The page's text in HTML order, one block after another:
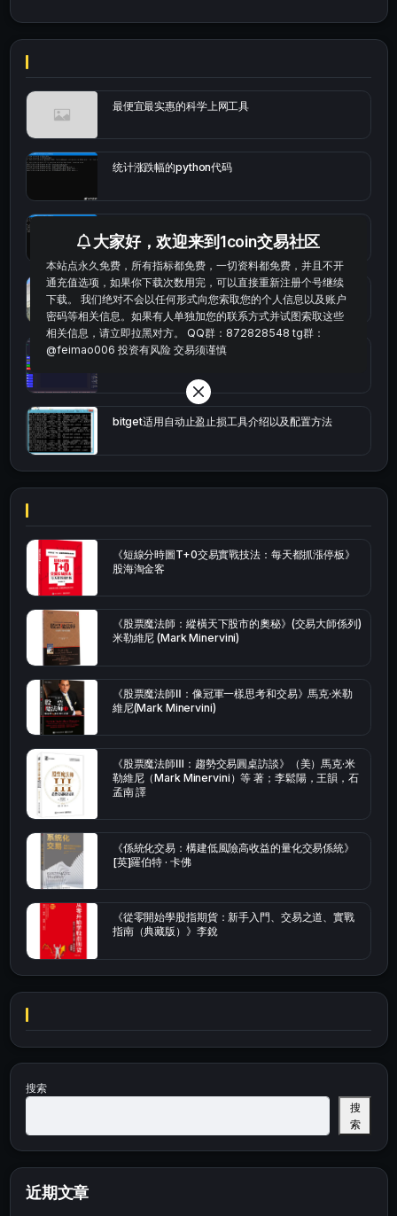
最便宜最实惠的科学上网工具
统计涨跌幅的python代码
bybit安卓端
Multi-indicator Resonance 多指标共振趋势自动交
bitget适用自动止盈止损工具介绍以及配置方法
《短線分時圖T+0交易實戰技法：每天都抓漲停板》
股海淘金客
《股票魔法師：縱橫天下股市的奧秘》(交易大師係列)
米勒維尼 (Mark Minervini)
《股票魔法師Ⅱ：像冠軍一樣思考和交易》馬克·米勒
維尼(Mark Minervini)
《股票魔法師Ⅲ：趨勢交易圓桌訪談》（美）馬克·米
勒維尼（Mark Minervini）等 著；李鬆陽，王韻，石
孟南 譯
《係統化交易：構建低風險高收益的量化交易係統》
[英]羅伯特 · 卡佛
《從零開始學股指期貨：新手入門、交易之道、實戰
指南（典藏版）》李銳
搜索
搜
索
近期文章
大家好，欢迎来到1coin交易社区
本站点永久免费，所有指标都免费，一切资料都免费，并且不开
通充值选项，如果你下载次数用完，可以直接重新注册个号继续
下载。 我们绝对不会以任何形式向您索取您的个人信息以及账户
密码等相关信息。如果有人单独加您的联系方式并试图索取这些
相关信息，请立即拉黑对方。 QQ群：872828548 tg群：
@feimao006 投资有风险 交易须谨慎